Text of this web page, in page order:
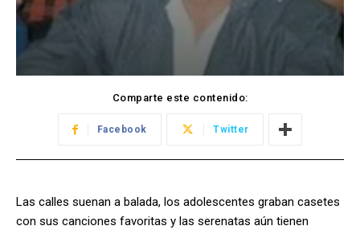
Comparte este contenido:
Facebook Twitter
Las calles suenan a balada, los adolescentes graban casetes
con sus canciones favoritas y las serenatas aún tienen